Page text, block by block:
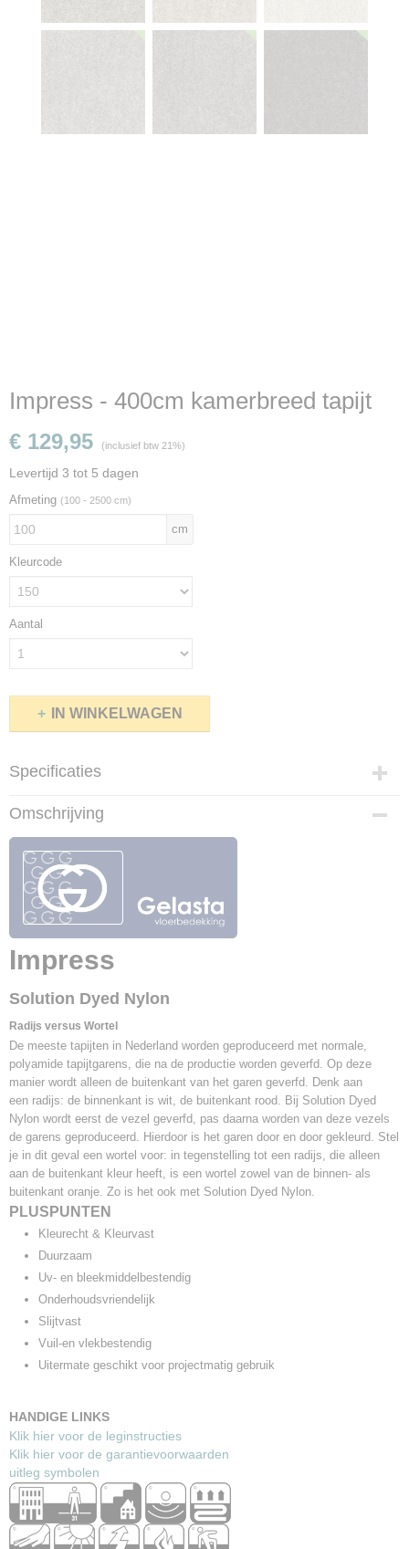
Impress - 400cm kamerbreed tapijt
€ 129,95 (inclusief btw 21%)
Levertijd 3 tot 5 dagen
Afmeting (100 - 2500 cm)
cm
Kleurcode
Aantal
IN WINKELWAGEN
Specificaties
Productcode
Impress-150
0 x 400 x 1,20 cm
Poolmateriaal
100% PES
Rugafwerking
Breedte
Totale hoogte
ca. 11,40 mm
Gewicht
2.110 gr/m²
Warmtedoorlaatweerstand
Makkelijk schoon te maken met water
Omschrijving
Impress
Solution Dyed Nylon
Radijs versus Wortel
De meeste tapijten in Nederland worden geproduceerd met normale,
polyamide tapijtgarens, die na de productie worden geverfd. Op deze
manier wordt alleen de buitenkant van het garen geverfd. Denk aan
een radijs: de binnenkant is wit, de buitenkant rood. Bij Solution Dyed
Nylon wordt eerst de vezel geverfd, pas daarna worden van deze vezels
de garens geproduceerd. Hierdoor is het garen door en door gekleurd. Stel
je in dit geval een wortel voor: in tegenstelling tot een radijs, die alleen
aan de buitenkant kleur heeft, is een wortel zowel van de binnen- als
buitenkant oranje. Zo is het ook met Solution Dyed Nylon.
PLUSPUNTEN
Kleurecht & Kleurvast
Duurzaam
Uv- en bleekmiddelbestendig
Onderhoudsvriendelijk
Slijtvast
Vuil-en vlekbestendig
Uitermate geschikt voor projectmatig gebruik
HANDIGE LINKS
Klik hier voor de leginstructies
Klik hier voor de garantievoorwaarden
uitleg symbolen